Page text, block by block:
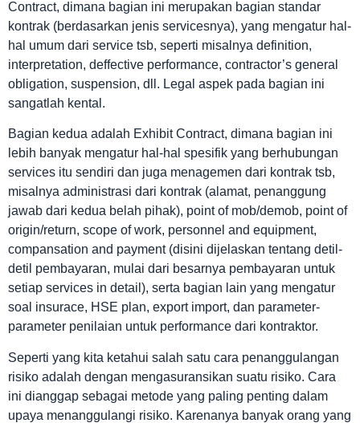
Contract, dimana bagian ini merupakan bagian standar
kontrak (berdasarkan jenis servicesnya), yang mengatur hal-
hal umum dari service tsb, seperti misalnya definition,
interpretation, deffective performance, contractor’s general
obligation, suspension, dll. Legal aspek pada bagian ini
sangatlah kental.
Bagian kedua adalah Exhibit Contract, dimana bagian ini
lebih banyak mengatur hal-hal spesifik yang berhubungan
services itu sendiri dan juga menagemen dari kontrak tsb,
misalnya administrasi dari kontrak (alamat, penanggung
jawab dari kedua belah pihak), point of mob/demob, point of
origin/return, scope of work, personnel and equipment,
compansation and payment (disini dijelaskan tentang detil-
detil pembayaran, mulai dari besarnya pembayaran untuk
setiap services in detail), serta bagian lain yang mengatur
soal insurace, HSE plan, export import, dan parameter-
parameter penilaian untuk performance dari kontraktor.
Seperti yang kita ketahui salah satu cara penanggulangan
risiko adalah dengan mengasuransikan suatu risiko. Cara
ini dianggap sebagai metode yang paling penting dalam
upaya menanggulangi risiko. Karenanya banyak orang yang